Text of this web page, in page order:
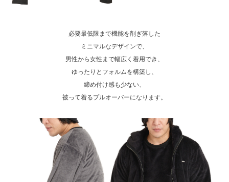
必要最低限まで機能を削ぎ落した
ミニマルなデザインで、
男性から女性まで幅広く着用でき、
ゆったりとフォルムを構築し、
締め付け感も少ない、
被って着るプルオーバーになります。